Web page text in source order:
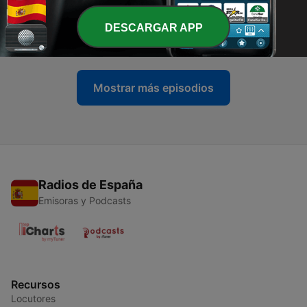
129 - A las fuentes de la fe en Tierra Santa 07/06/26
07 jun. 2026
Mostrar más episodios
Radios de España
Emisoras y Podcasts
Recursos
Locutores
DESCARGAR APP